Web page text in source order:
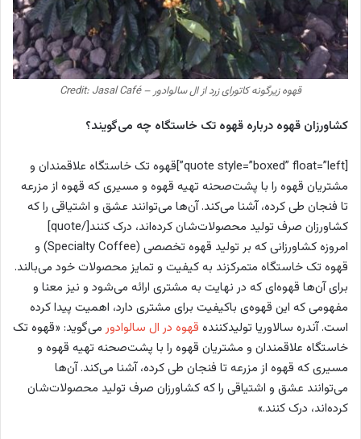
قهوه زیرگونه کاتورای زرد از ال سالوادور – Credit: Jasal Café
کشاورزان قهوه درباره قهوه تک خاستگاه چه می‌گویند؟
[quote style=”boxed” float=”left”]قهوه تک خاستگاه علاقمندان و
مشتریان قهوه را با پشت‌صحنه تهیه قهوه و مسیری که قهوه از مزرعه
تا فنجان طی کرده، آشنا می‌کند. آن‌ها می‌توانند عشق و اشتیاقی را که
کشاورزان صرف تولید محصولات‌شان کرده‌اند، درک کنند[/quote]
امروزه کشاورزانی که بر تولید قهوه تخصصی (Specialty Coffee) و
قهوه تک خاستگاه متمرکزند به کیفیت و تمایز محصولات خود می‌بالند.
برای آن‌ها قهوه‌ای که در نهایت به مشتری ارائه می‌شود و نیز معنا و
مفهومی که این قهوه‌ی با‌کیفیت برای مشتری دارد، اهمیت پیدا کرده
است. آندره سالاوریا تولیدکننده قهوه در ال سالوادورمی‌گوید: «قهوه تک
خاستگاه علاقمندان و مشتریان قهوه را با پشت‌صحنه تهیه قهوه و
مسیری که قهوه از مزرعه تا فنجان طی کرده، آشنا می‌کند. آن‌ها
می‌توانند عشق و اشتیاقی را که کشاورزان صرف تولید محصولات‌شان
کرده‌اند، درک کنند.»